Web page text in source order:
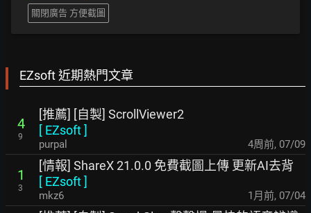
關閉廣告 方便截圖
EZsoft 近期熱門文章
4
9
[推薦] [自製] ScrollViewer2
[ EZsoft]
purpal 4周前, 07/09
1
3
[情報] ShareX 21.0.0 免費截圖上傳 更新AI去背
[ EZsoft]
mkz6 1月前, 07/04